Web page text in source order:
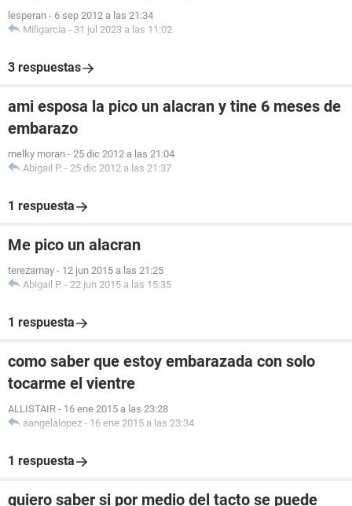
lesperan - 6 sep 2012 a las 21:34
Miligarcia - 31 jul 2023 a las 11:02
3 respuestas
ami esposa la pico un alacran y tine 6 meses de
embarazo
melky moran - 25 dic 2012 a las 21:04
Abigail P. - 25 dic 2012 a las 21:37
1 respuesta
Me pico un alacran
terezamay - 12 jun 2015 a las 21:25
Abigail P. - 22 jun 2015 a las 15:35
1 respuesta
como saber que estoy embarazada con solo
tocarme el vientre
ALLISTAIR - 16 ene 2015 a las 23:28
aangelalopez - 16 ene 2015 a las 23:34
1 respuesta
quiero saber si por medio del tacto se puede